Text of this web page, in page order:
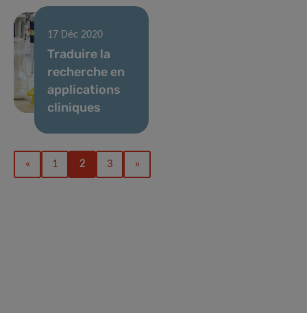
17 Déc 2020
Traduire la
recherche en
applications
cliniques
« 1 2 3 »